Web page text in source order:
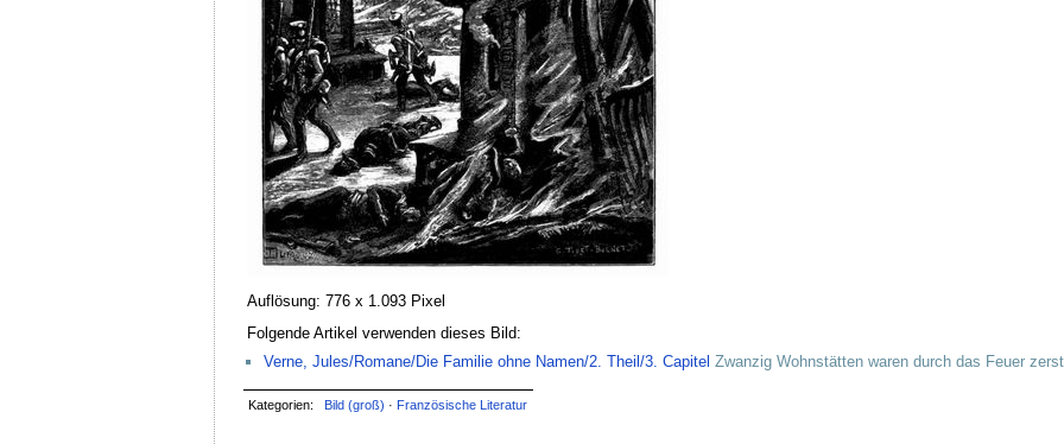
Auflösung: 776 x 1.093 Pixel
Folgende Artikel verwenden dieses Bild:
Verne, Jules/Romane/Die Familie ohne Namen/2. Theil/3. Capitel Zwanzig Wohnstätten waren durch das Feuer
Kategorien: Bild (groß) · Französische Literatur